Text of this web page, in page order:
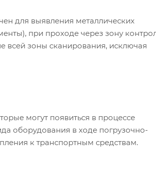
для выявления металлических
при проходе через зону
всей зоны сканирования, исключая
могут появиться в процессе
оборудования в ходе погрузочно-
к транспортным средствам.